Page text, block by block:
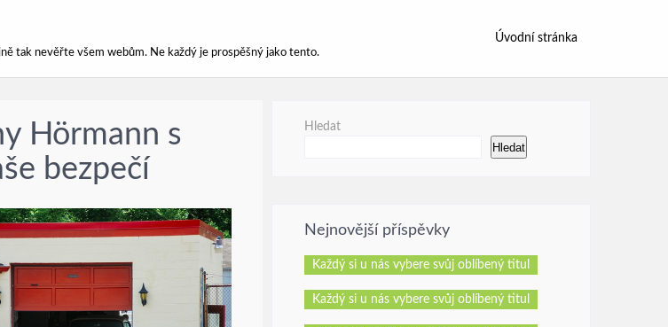
tak nevěřte všem webům. Ne každý je prospěšný jako tento.
Úvodní stránka
Hörmann s
bezpečí
Hledat
Hledat
Nejnovější příspěvky
Každý si u nás vybere svůj oblíbený titul
Každý si u nás vybere svůj oblíbený titul